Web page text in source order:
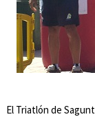
El Triatlón de